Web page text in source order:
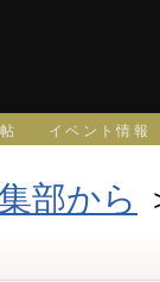
イベント情報
部から